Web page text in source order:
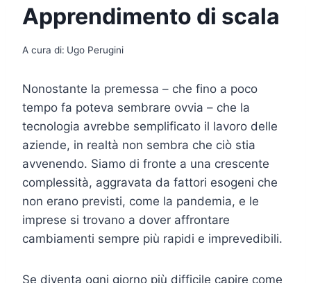
Apprendimento di scala
A cura di: Ugo Perugini
Nonostante la premessa – che fino a poco
tempo fa poteva sembrare ovvia – che la
tecnologia avrebbe semplificato il lavoro delle
aziende, in realtà non sembra che ciò stia
avvenendo. Siamo di fronte a una crescente
complessità, aggravata da fattori esogeni che
non erano previsti, come la pandemia, e le
imprese si trovano a dover affrontare
cambiamenti sempre più rapidi e imprevedibili.
Se diventa ogni giorno più difficile capire come